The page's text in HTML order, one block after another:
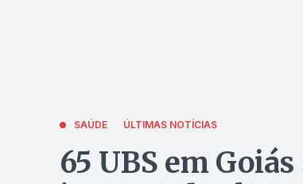
SAÚDE ÚLTIMAS NOTÍCIAS
65 UBS em